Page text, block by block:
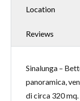
Location
Reviews
Sinalunga –
panoramica,
di circa 320